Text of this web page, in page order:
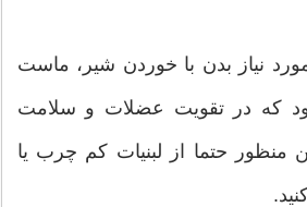
نیاز بدن با خوردن شیر،‌ ماست
که در تقویت عضلات و سلامت
منظور حتما از لبنیات کم چرب یا